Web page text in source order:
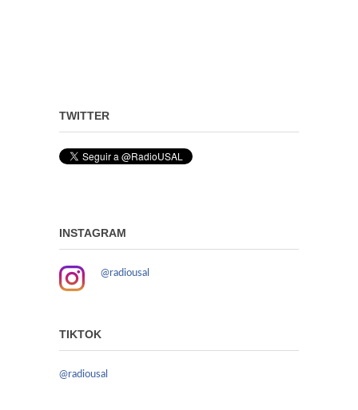
TWITTER
INSTAGRAM
@radiousal
TIKTOK
@radiousal